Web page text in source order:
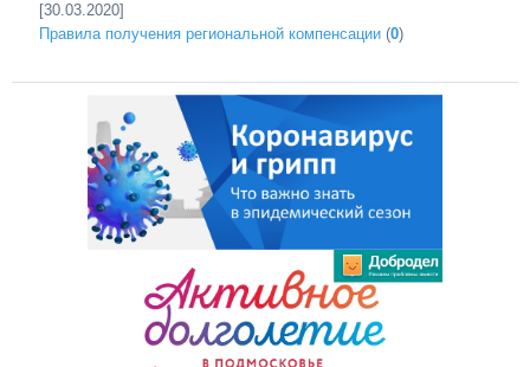
[30.03.2020]
Правила получения региональной компенсации (0)